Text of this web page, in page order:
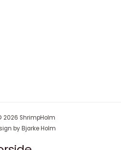
2026 ShrimpHolm
by Bjarke Holm